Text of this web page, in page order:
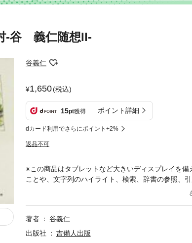
-谷 義仁随想II-
谷義仁
1,650(税込)
15pt獲得 ポイント詳細
dカード利用でさらにポイント+2%
返品不可
※この商品はタブレットなど大きいディスプレイを
ことや、文字列のハイライト、検索、辞書の参照、
山建部で、町の文化センター館長を務めた建築家谷
著者
谷義仁
出版社
吉備人出版